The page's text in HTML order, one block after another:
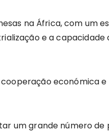
na África, com um
e a capacidade
económica
um grande número de